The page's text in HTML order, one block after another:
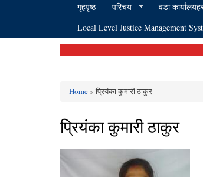
गृहपृष्ठ परिचय वडा
Local Level Justice Management
You are here
Home» प्रियंका कुमारी ठाकुर
प्रियंका कुमारी ठाकुर